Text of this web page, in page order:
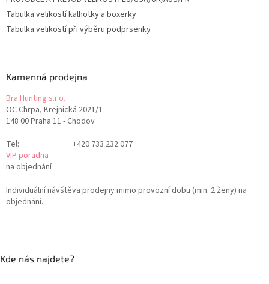
Tabulka velikostí kalhotky a boxerky
Tabulka velikostí při výběru podprsenky
Kamenná prodejna
Bra Hunting s.r.o.
OC Chrpa, Krejnická 2021/1
148 00 Praha 11 - Chodov
Tel:
+420 733 232 077
VIP poradna
na objednání
Individuální návštěva prodejny mimo provozní dobu (min. 2 ženy) na
objednání.
Kde nás najdete?